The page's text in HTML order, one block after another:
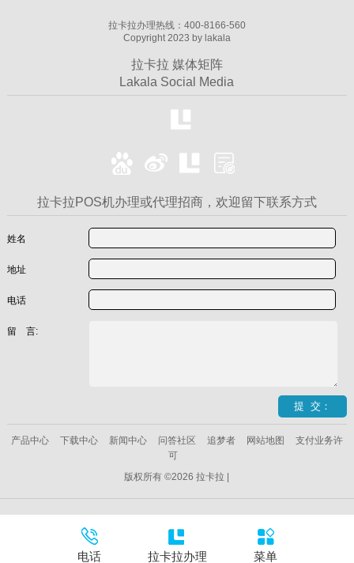
拉卡拉办理热线：400-8166-560
Copyright 2023 by lakala
拉卡拉 媒体矩阵
Lakala Social Media
拉卡拉POS机办理或代理招商，欢迎留下联系方式
姓名
地址
电话
留 言:
产品中心 下载中心 新闻中心 问答社区 追梦者 网站地图
支付业务许
可
版权所有 ©2026 拉卡拉 |
电话 拉卡拉办理 菜单